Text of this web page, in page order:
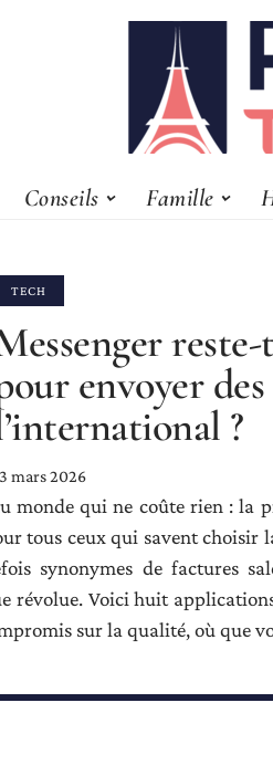
Conseils Famille
TECH
envoyer des
?
mars 2026
monde qui ne coûte rien : la
tous ceux qui savent choisir
synonymes de factures
révolue. Voici huit
sur la qualité, où que